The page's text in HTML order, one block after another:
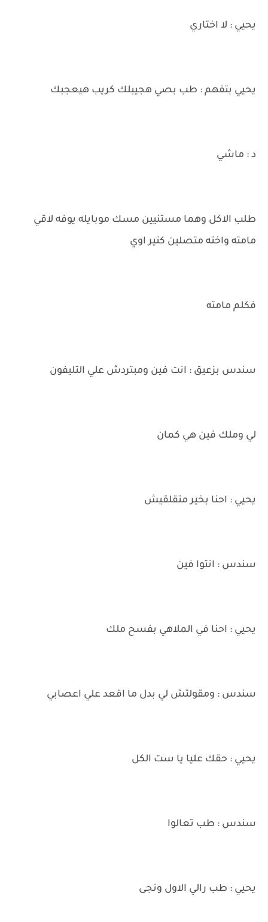
يحيي : لا اختاري
يحيي بتفهم : طب بصي هجيبلك كريب هيعجبك
د : ماشي
طلب الاكل وهما مستنيين مسك موبايله يوفه لاقي
مامته واخته متصلين كتير اوي
فكلم مامته
سندس بزعيق : انت فين ومبتردش علي التليفون
لي وملك فين هي كمان
يحيي : احنا بخير متقلقيش
سندس : انتوا فين
يحيي : احنا في الملاهي بفسح ملك
سندس : ومقولتش لي بدل ما اقعد علي اعصابي
يحيي : حقك عليا يا ست الكل
سندس : طب تعالوا
يحيي : طب رالي الاول ونجى